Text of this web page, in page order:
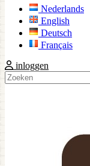
Nederlands
English
Deutsch
Français
inloggen